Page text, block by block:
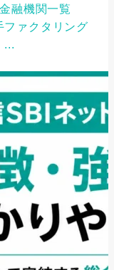
融機関一覧
ファクタリング
...